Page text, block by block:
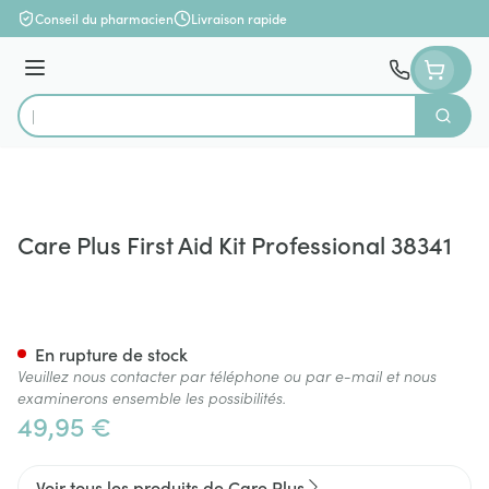
Aller au contenu
Conseil du pharmacien Livraison rapide
Menu
Rechercher
Care Plus First Aid Kit Professional 38341
49,95 €
En rupture de stock
Veuillez nous contacter par téléphone ou par e-mail et nous
examinerons ensemble les possibilités.